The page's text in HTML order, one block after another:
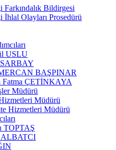
Bildirgesi
Olayları Prosedürü
USLU
BAŞPINAR
Fatma ÇETİNKAYA
Müdürü
Müdürü
Hizmetleri Müdürü
TOPTAŞ